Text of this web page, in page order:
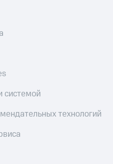
системой
технологий